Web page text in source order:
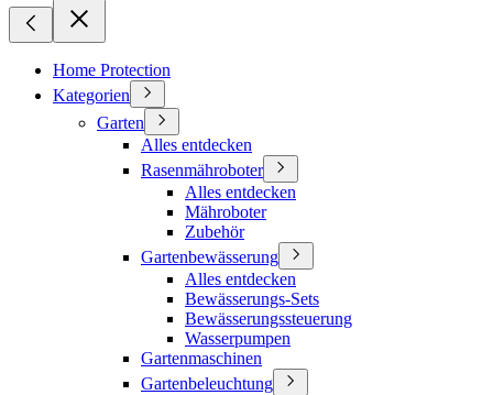
Home Protection
Kategorien
Garten
Alles entdecken
Rasenmähroboter
Alles entdecken
Mähroboter
Zubehör
Gartenbewässerung
Alles entdecken
Bewässerungs-Sets
Bewässerungssteuerung
Wasserpumpen
Gartenmaschinen
Gartenbeleuchtung